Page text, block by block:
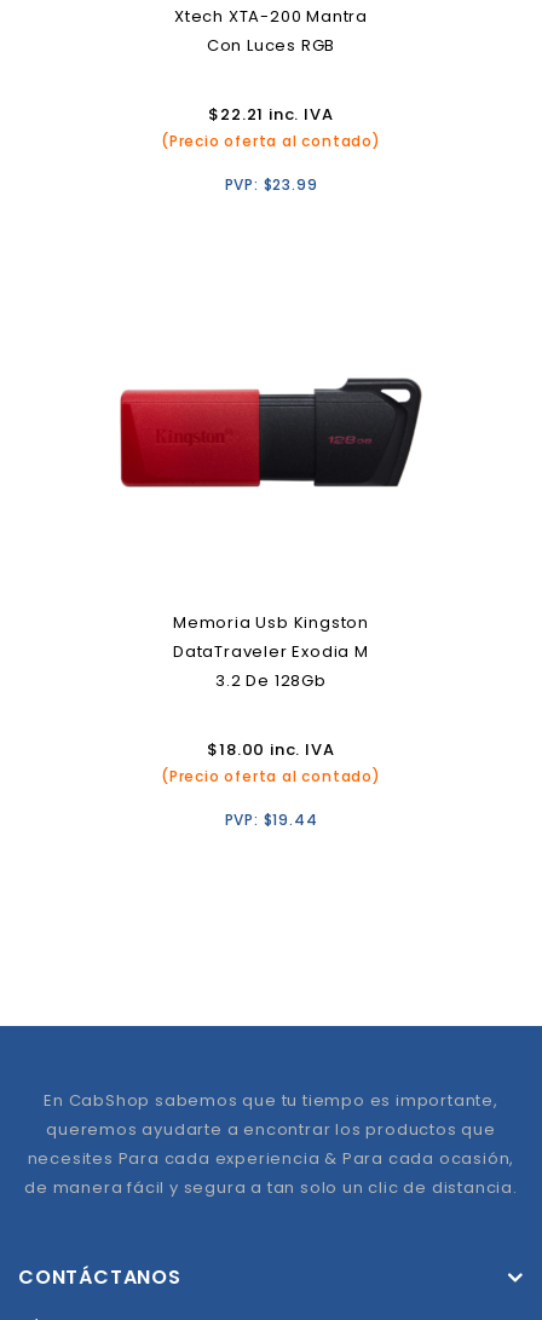
Xtech XTA-200 Mantra
Con Luces RGB
$22.21 inc. IVA
(Precio oferta al contado)
PVP: $23.99
Memoria Usb Kingston
DataTraveler Exodia M
3.2 De 128Gb
$18.00 inc. IVA
(Precio oferta al contado)
PVP: $19.44
En CabShop sabemos que tu tiempo es importante,
queremos ayudarte a encontrar los productos que
necesites Para cada experiencia & Para cada ocasión,
de manera fácil y segura a tan solo un clic de distancia.
CONTÁCTANOS